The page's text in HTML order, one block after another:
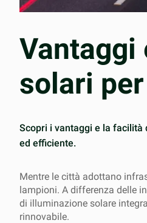
Vantaggi
solari
Scopri i vantaggi e la facilità
ed efficiente.
Mentre le città adottano
lampioni. A differenza delle
di illuminazione solare
rinnovabile.